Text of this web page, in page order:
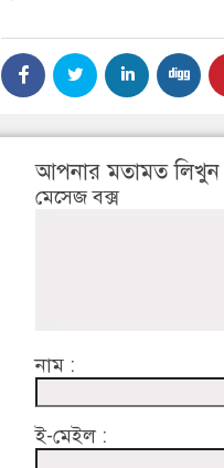
আপনার মতামত লিখুন
মেসেজ বক্স
নাম :
ই-মেইল :